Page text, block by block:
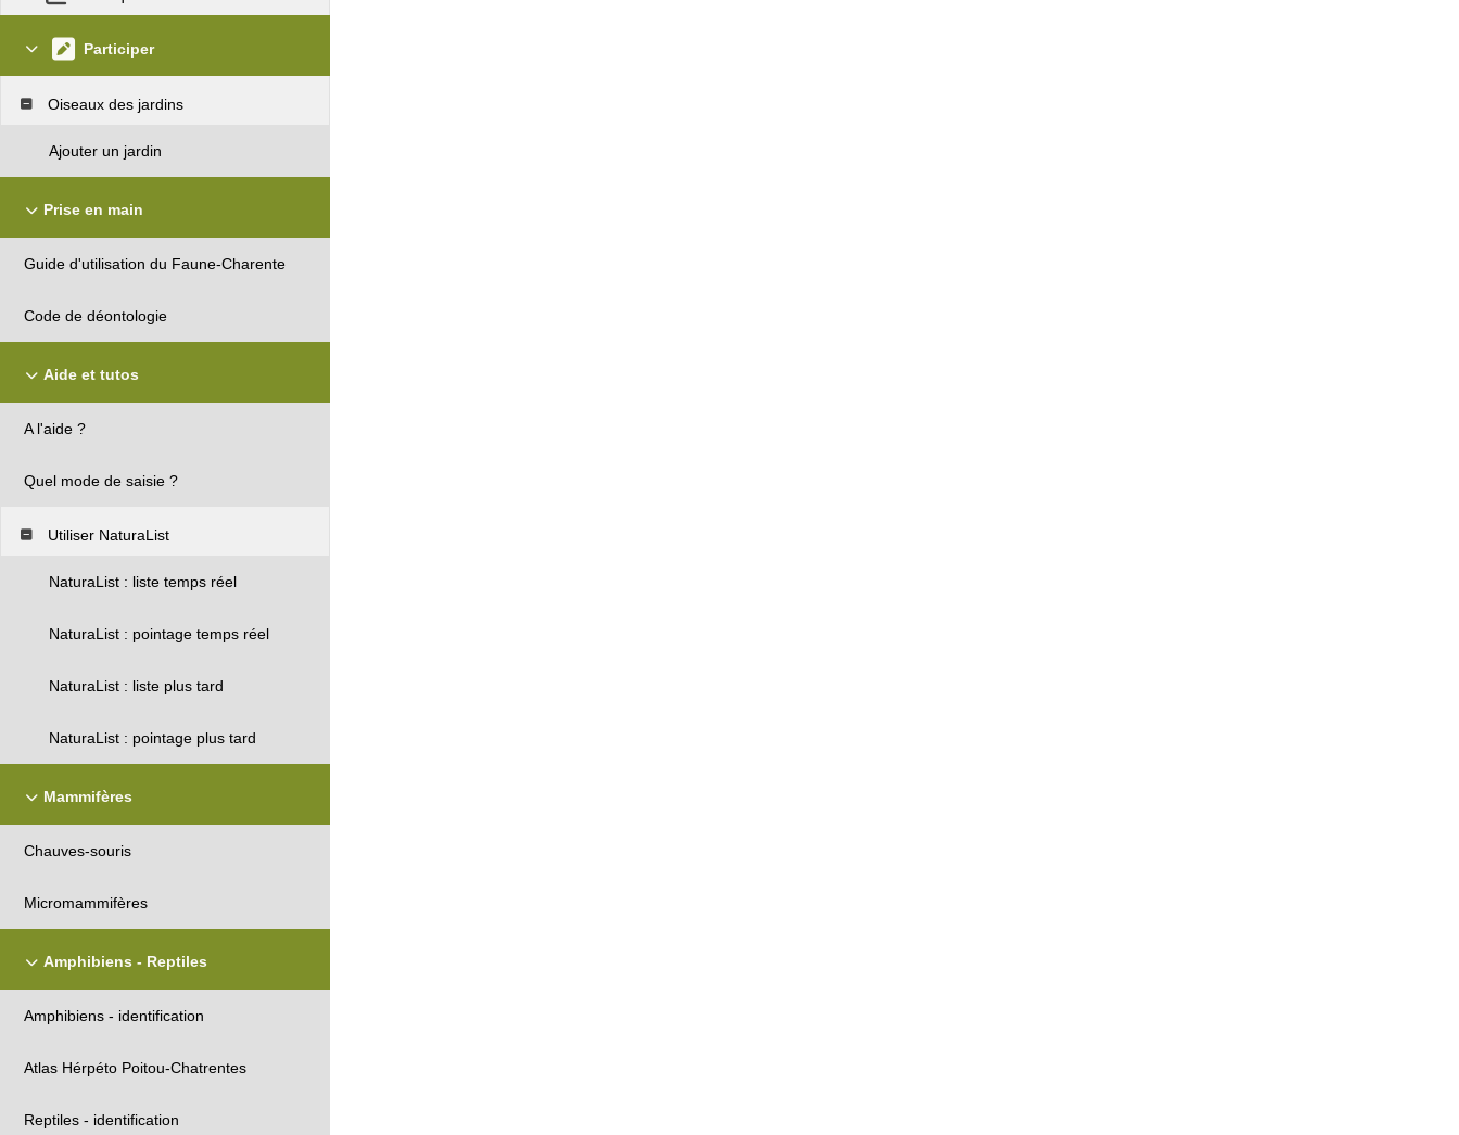
Participer
Oiseaux des jardins
Ajouter un jardin
Prise en main
Guide d'utilisation du Faune-Charente
Code de déontologie
Aide et tutos
A l'aide ?
Quel mode de saisie ?
Utiliser NaturaList
NaturaList : liste temps réel
NaturaList : pointage temps réel
NaturaList : liste plus tard
NaturaList : pointage plus tard
Mammifères
Chauves-souris
Micromammifères
Amphibiens - Reptiles
Amphibiens - identification
Atlas Hérpéto Poitou-Chatrentes
Reptiles - identification